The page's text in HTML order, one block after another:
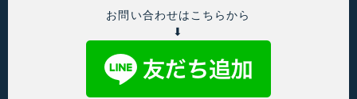
お問い合わせはこちらから
⬇